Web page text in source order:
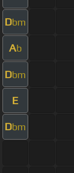
Dbm
Ab
Dbm
E
Dbm